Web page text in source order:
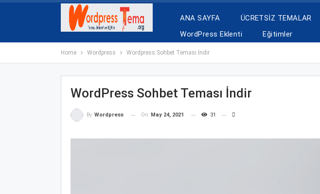
ANA SAYFA ÜCRETSİZ TEMALAR
WordPress Eklenti
Eğitimler
Home Wordpress Wordpress Sohbet Teması İndir
WordPress Sohbet Teması İndir
By Wordpress On May 24, 2021 31